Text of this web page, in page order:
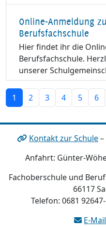
Online-Anmeldung
Berufsfachschule
Hier findet ihr die
Berufsfachschule.
unserer
1 2 3 4 5 6
Kontakt zur Schule–
Anfahrt: Günter-
Fachoberschule und
66117
Telefon: 0681
E-